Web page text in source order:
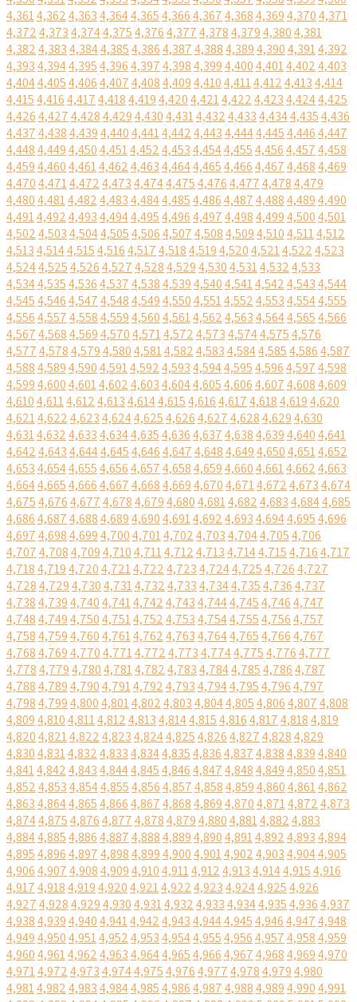
4,3614,3624,3634,3644,3654,3664,3674,3684,3694,3704,371
4,3724,3734,3744,3754,3764,3774,3784,3794,3804,381
4,3824,3834,3844,3854,3864,3874,3884,3894,3904,3914,392
4,3934,3944,3954,3964,3974,3984,3994,4004,4014,4024,403
4,4044,4054,4064,4074,4084,4094,4104,4114,4124,4134,414
4,4154,4164,4174,4184,4194,4204,4214,4224,4234,4244,425
4,4264,4274,4284,4294,4304,4314,4324,4334,4344,4354,436
4,4374,4384,4394,4404,4414,4424,4434,4444,4454,4464,447
4,4484,4494,4504,4514,4524,4534,4544,4554,4564,4574,458
4,4594,4604,4614,4624,4634,4644,4654,4664,4674,4684,469
4,4704,4714,4724,4734,4744,4754,4764,4774,4784,479
4,4804,4814,4824,4834,4844,4854,4864,4874,4884,4894,490
4,4914,4924,4934,4944,4954,4964,4974,4984,4994,5004,501
4,5024,5034,5044,5054,5064,5074,5084,5094,5104,5114,512
4,5134,5144,5154,5164,5174,5184,5194,5204,5214,5224,523
4,5244,5254,5264,5274,5284,5294,5304,5314,5324,533
4,5344,5354,5364,5374,5384,5394,5404,5414,5424,5434,544
4,5454,5464,5474,5484,5494,5504,5514,5524,5534,5544,555
4,5564,5574,5584,5594,5604,5614,5624,5634,5644,5654,566
4,5674,5684,5694,5704,5714,5724,5734,5744,5754,576
4,5774,5784,5794,5804,5814,5824,5834,5844,5854,5864,587
4,5884,5894,5904,5914,5924,5934,5944,5954,5964,5974,598
4,5994,6004,6014,6024,6034,6044,6054,6064,6074,6084,609
4,6104,6114,6124,6134,6144,6154,6164,6174,6184,6194,620
4,6214,6224,6234,6244,6254,6264,6274,6284,6294,630
4,6314,6324,6334,6344,6354,6364,6374,6384,6394,6404,641
4,6424,6434,6444,6454,6464,6474,6484,6494,6504,6514,652
4,6534,6544,6554,6564,6574,6584,6594,6604,6614,6624,663
4,6644,6654,6664,6674,6684,6694,6704,6714,6724,6734,674
4,6754,6764,6774,6784,6794,6804,6814,6824,6834,6844,685
4,6864,6874,6884,6894,6904,6914,6924,6934,6944,6954,696
4,6974,6984,6994,7004,7014,7024,7034,7044,7054,706
4,7074,7084,7094,7104,7114,7124,7134,7144,7154,7164,717
4,7184,7194,7204,7214,7224,7234,7244,7254,7264,727
4,7284,7294,7304,7314,7324,7334,7344,7354,7364,737
4,7384,7394,7404,7414,7424,7434,7444,7454,7464,747
4,7484,7494,7504,7514,7524,7534,7544,7554,7564,757
4,7584,7594,7604,7614,7624,7634,7644,7654,7664,767
4,7684,7694,7704,7714,7724,7734,7744,7754,7764,777
4,7784,7794,7804,7814,7824,7834,7844,7854,7864,787
4,7884,7894,7904,7914,7924,7934,7944,7954,7964,797
4,7984,7994,8004,8014,8024,8034,8044,8054,8064,8074,808
4,8094,8104,8114,8124,8134,8144,8154,8164,8174,8184,819
4,8204,8214,8224,8234,8244,8254,8264,8274,8284,829
4,8304,8314,8324,8334,8344,8354,8364,8374,8384,8394,840
4,8414,8424,8434,8444,8454,8464,8474,8484,8494,8504,851
4,8524,8534,8544,8554,8564,8574,8584,8594,8604,8614,862
4,8634,8644,8654,8664,8674,8684,8694,8704,8714,8724,873
4,8744,8754,8764,8774,8784,8794,8804,8814,8824,883
4,8844,8854,8864,8874,8884,8894,8904,8914,8924,8934,894
4,8954,8964,8974,8984,8994,9004,9014,9024,9034,9044,905
4,9064,9074,9084,9094,9104,9114,9124,9134,9144,9154,916
4,9174,9184,9194,9204,9214,9224,9234,9244,9254,926
4,9274,9284,9294,9304,9314,9324,9334,9344,9354,9364,937
4,9384,9394,9404,9414,9424,9434,9444,9454,9464,9474,948
4,9494,9504,9514,9524,9534,9544,9554,9564,9574,9584,959
4,9604,9614,9624,9634,9644,9654,9664,9674,9684,9694,970
4,9714,9724,9734,9744,9754,9764,9774,9784,9794,980
4,9814,9824,9834,9844,9854,9864,9874,9884,9894,9904,991